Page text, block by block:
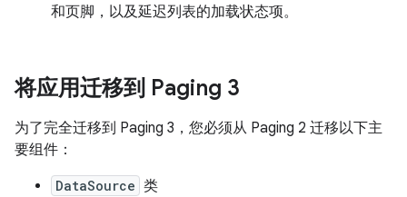
和页脚，以及延迟列表的加载状态项。
将应用迁移到 Paging 3
为了完全迁移到 Paging 3，您必须从 Paging 2 迁移以下主
要组件：
DataSource 类